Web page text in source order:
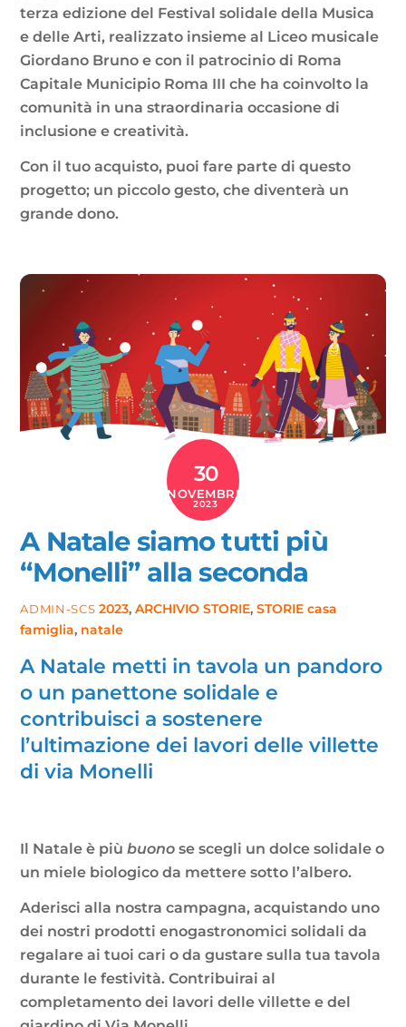
terza edizione del Festival solidale della Musica
e delle Arti, realizzato insieme al Liceo musicale
Giordano Bruno e con il patrocinio di Roma
Capitale Municipio Roma III che ha coinvolto la
comunità in una straordinaria occasione di
inclusione e creatività.
Con il tuo acquisto, puoi fare parte di questo
progetto; un piccolo gesto, che diventerà un
grande dono.
30
NOVEMBRE
2023
A Natale siamo tutti più
“Monelli” alla seconda
ADMIN-SCS 2023,ARCHIVIO STORIE,STORIE casa
famiglia, natale
A Natale metti in tavola un pandoro
o un panettone solidale e
contribuisci a sostenere
l’ultimazione dei lavori delle villette
di via Monelli
Il Natale è piùbuono se scegli un dolce solidale o
un miele biologico da mettere sotto l’albero.
Aderisci alla nostra campagna, acquistando uno
dei nostri prodotti enogastronomici solidali da
regalare ai tuoi cari o da gustare sulla tua tavola
durante le festività. Contribuirai al
completamento dei lavori delle villette e del